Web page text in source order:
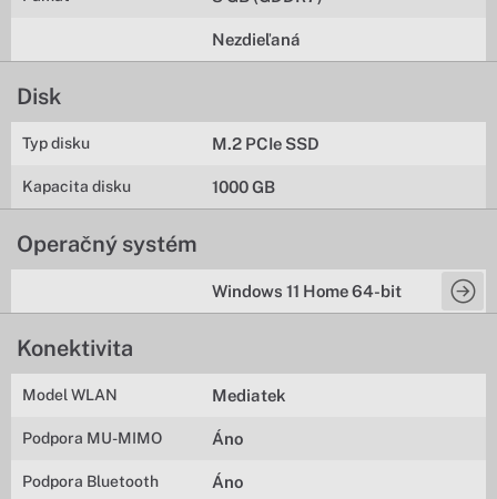
Nezdieľaná
Disk
Typ disku M.2 PCIe SSD
Kapacita disku 1000 GB
Operačný systém
Windows 11 Home 64-bit
Konektivita
Model WLAN Mediatek
Podpora MU-MIMO Áno
Podpora Bluetooth Áno